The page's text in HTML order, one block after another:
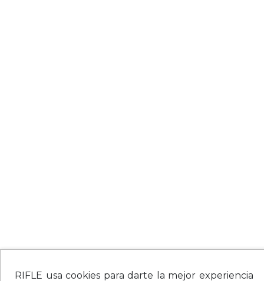
RIFLE usa cookies para darte la mejor experiencia